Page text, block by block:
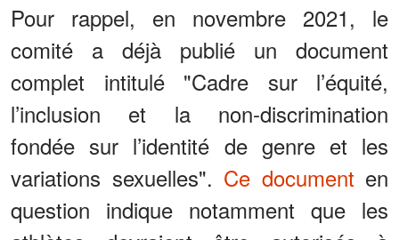
Pour rappel, en novembre 2021, le
comité a déjà publié un document
complet intitulé "Cadre sur l’équité,
l’inclusion et la non-discrimination
fondée sur l’identité de genre et les
variations sexuelles". Ce document en
question indique notamment que les